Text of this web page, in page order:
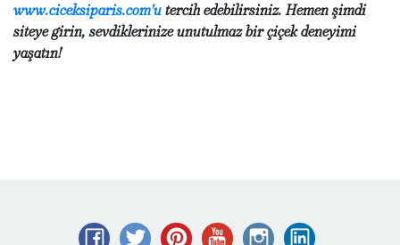
www.ciceksiparis.com'u tercih edebilirsiniz. Hemen şimdi
siteye girin, sevdiklerinize unutulmaz bir çiçek deneyimi
yaşatın!
FacebookTwitter Pinterest YouTube Instagram